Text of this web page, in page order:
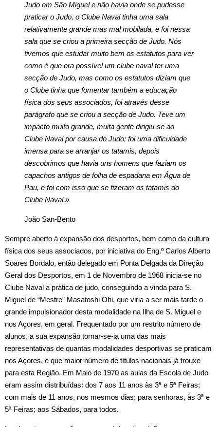
Judo em São Miguel e não havia onde se pudesse
praticar o Judo, o Clube Naval tinha uma sala
relativamente grande mas mal mobilada, e foi nessa
sala que se criou a primeira secção de Judo. Nós
tivemos que estudar muito bem os estatutos para ver
como é que era possível um clube naval ter uma
secção de Judo, mas como os estatutos diziam que
o Clube tinha que fomentar também a educação
física dos seus associados, foi através desse
parágrafo que se criou a secção de Judo. Teve um
impacto muito grande, muita gente dirigiu-se ao
Clube Naval por causa do Judo; foi uma dificuldade
imensa para se arranjar os tatamis, depois
descobrimos que havia uns homens que faziam os
capachos antigos de folha de espadana em Água de
Pau, e foi com isso que se fizeram os tatamis do
Clube Naval.»
João San-Bento
Sempre aberto à expansão dos desportos, bem como da cultura
física dos seus associados, por iniciativa do Eng.º Carlos Alberto
Soares Bordalo, então delegado em Ponta Delgada da Direção
Geral dos Desportos, em 1 de Novembro de 1968 inicia‑se no
Clube Naval a prática de judo, conseguindo a vinda para S.
Miguel de “Mestre” Masatoshi Ohi, que viria a ser mais tarde o
grande impulsionador desta modalidade na Ilha de S. Miguel e
nos Açores, em geral. Frequentado por um restrito número de
alunos, a sua expansão tornar‑se‑ia uma das mais
representativas de quantas modalidades desportivas se praticam
nos Açores, e que maior número de títulos nacionais já trouxe
para esta Região. Em Maio de 1970 as aulas da Escola de Judo
eram assim distribuídas: dos 7 aos 11 anos às 3ª e 5ª Feiras;
com mais de 11 anos, nos mesmos dias; para senhoras, às 3ª e
5ª Feiras; aos Sábados, para todos.